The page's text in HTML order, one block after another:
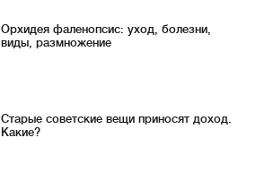
Орхидея фаленопсис: уход, болезни,
виды, размножение
Старые советские вещи приносят доход.
Какие?